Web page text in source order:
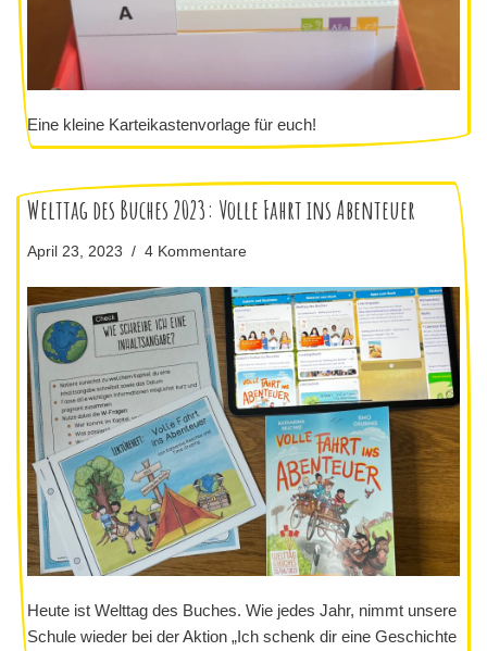
Eine kleine Karteikastenvorlage für euch!
Welttag des Buches 2023: Volle Fahrt ins Abenteuer
April 23, 2023 4 Kommentare
Heute ist Welttag des Buches. Wie jedes Jahr, nimmt unsere
Schule wieder bei der Aktion „Ich schenk dir eine Geschichte